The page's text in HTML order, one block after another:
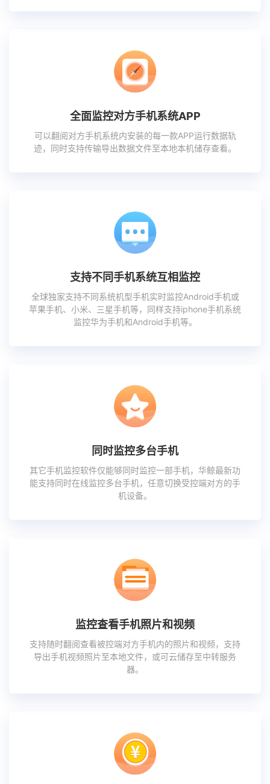
全面监控对方手机系统APP
可以翻阅对方手机系统内安装的每一款APP运行数据轨
迹，同时支持传输导出数据文件至本地本机储存查看。
支持不同手机系统互相监控
全球独家支持不同系统机型手机实时监控Android手机或
苹果手机、小米、三星手机等，同样支持iphone手机系统
监控华为手机和Android手机等。
同时监控多台手机
其它手机监控软件仅能够同时监控一部手机，华鲸最新功
能支持同时在线监控多台手机，任意切换受控端对方的手
机设备。
监控查看手机照片和视频
支持随时翻阅查看被控端对方手机内的照片和视频，支持
导出手机视频照片至本地文件，或可云储存至中转服务
器。